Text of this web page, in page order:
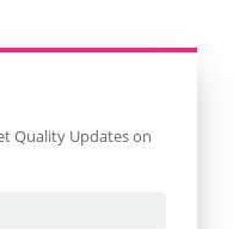
Quality Updates on